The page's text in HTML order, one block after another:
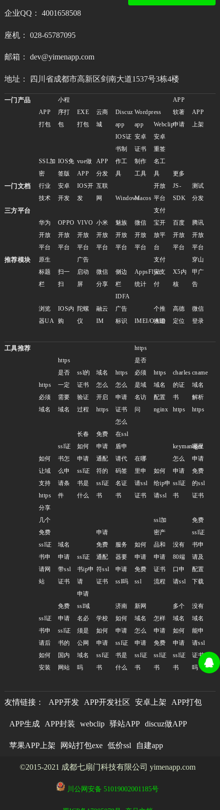
企业QQ： 4001658508
座机： 028-65787095
邮箱： dev@yimenapp.com
地址： 四川省成都市高新区剑南大道1537号3栋4楼
一门产品
APP
打包
小程
序打
包
EXE
打包
云商
城
Discuz
app
Wordpress
app
Webclip
APP
软著
申请
APP
上架
SSL加
密
IOS免
签版
vue做
APP
APP
分发
IOS证
书制
作工
具
安卓
证书
制作
工具
安卓
重签
名工
具
更多
一门文档
行业
技术
安卓
开发
IOS开
发
互联
网
WindowsMacos
开放
平台
JS-
SDK
测试
分发
三方平台
华为
开放
平台
OPPO
开放
平台
VIVO
开放
平台
小米
开放
平台
魅族
开放
平台
微信
开放
平台
支付
宝开
放平
台
百度
开放
平台
腾讯
开放
平台
推荐模块
原生
标题
栏
扫一
扫
广告
启动
屏
微信
分享
侧边
栏
AppsFlyer
统计
支付
宝支
付
X5内
核
穿山
甲广
告
浏览
器UA
IOS内
购
陀螺
仪
融云
IM
IDFA
广告
标识
IMEI/OAID
个推
推送
高德
定位
微信
登录
工具推荐
https
必须
域名
https
是否
一定
需要
域名
ssl的
证书
验证
过程
域名
怎么
开启
https
https
怎么
申请
证书
https
是否
必须
是域
名访
问
https
域名
配置
nginx
charles
的证
书
https
cname
域名
解析
https
如何
让域
支持
https
ssl证
书怎
么申
请条
件
长春
如何
申请
ssl证
书是
什么
免费
申请
通配
符的
ssl证
书
怎么
在ssl
盾申
请代
码签
名证
书
在哪
里申
请ssl
证书
如何
给ip申
请ssl
keymanager
怎么
申请
ssl证
书
哪里
申请
免费
的ssl
证书
分享
几个
免费
ssl证
书申
请网
站
域名
申请
带ssl
证书
ssl证
书ip申
请
申请
免费
通配
符ssl
证书
服务
器要
申请
ssl吗
如何
申请
免费
ssl
ssl加
密产
品和
申请
证书
流程
没有
80端
口申
请ssl
免费
ssl证
书申
请及
配置
下载
ssl证
书申
请后
如何
安装
免费
申请
ssl证
书的
国内
网站
申请
ssl域
名必
须是
公网
域名
吗
学校
如何
申请
ssl证
书
济南
如何
申请
ssl证
书是
什么
新网
域名
怎么
申请
ssl证
书
怎样
申请
免费
ssl证
书
多个
域名
如何
申请
ssl证
书
没有
域名
能申
请ssl
证书
吗
友情链接： APP开发 APP开发社区 安卓上架 APP打包
APP生成 APP封装 webclip 驿站APP discuz做APP
苹果APP上架 网站打包exe 低价ssl 自建app
©2015-2021 成都七扇门科技有限公司 yimenapp.com
川公网安备 51019002001185号